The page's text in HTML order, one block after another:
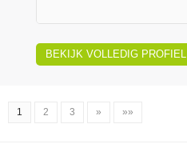
BEKIJK VOLLEDIG PROFIEL
1 2 3 » »»